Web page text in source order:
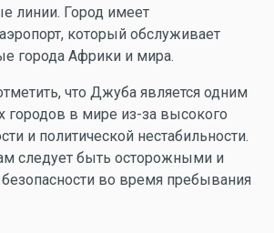
линии. Город имеет
который обслуживает
города Африки и мира.
что Джуба является одним
городов в мире из-за высокого
и политической нестабильности.
следует быть осторожными и
во время пребывания